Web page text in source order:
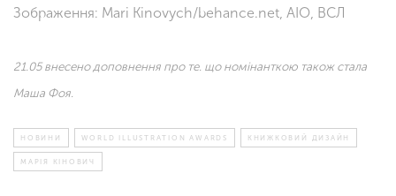
Зображення: Mari Kinovych/behance.net, AIO, ВСЛ
21.05 внесено доповнення про те. що номінанткою також стала
Маша Фоя.
НОВИНИ WORLD ILLUSTRATION AWARDS КНИЖКОВИЙ ДИЗАЙН
МАРІЯ КІНОВИЧ